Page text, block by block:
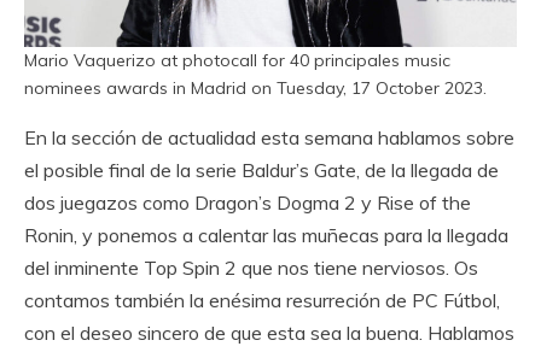
Mario Vaquerizo at photocall for 40 principales music
nominees awards in Madrid on Tuesday, 17 October 2023.
En la sección de actualidad esta semana hablamos sobre
el posible final de la serie Baldur’s Gate, de la llegada de
dos juegazos como Dragon’s Dogma 2 y Rise of the
Ronin, y ponemos a calentar las muñecas para la llegada
del inminente Top Spin 2 que nos tiene nerviosos. Os
contamos también la enésima resurreción de PC Fútbol,
con el deseo sincero de que esta sea la buena. Hablamos